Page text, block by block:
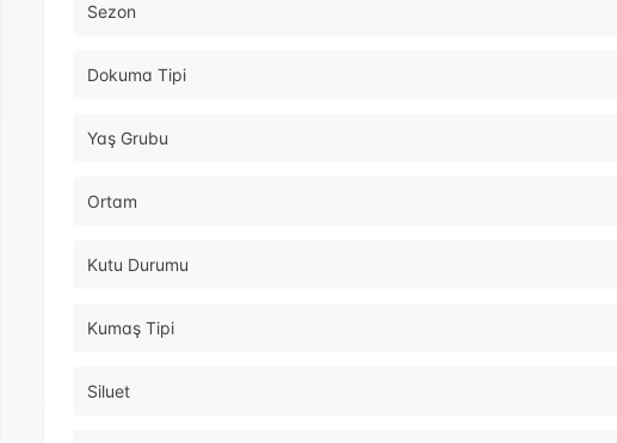
Sezon
Dokuma Tipi
Yaş Grubu
Ortam
Kutu Durumu
Kumaş Tipi
Siluet